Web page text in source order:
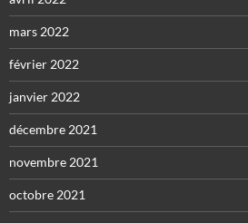
mars 2022
février 2022
janvier 2022
décembre 2021
novembre 2021
octobre 2021